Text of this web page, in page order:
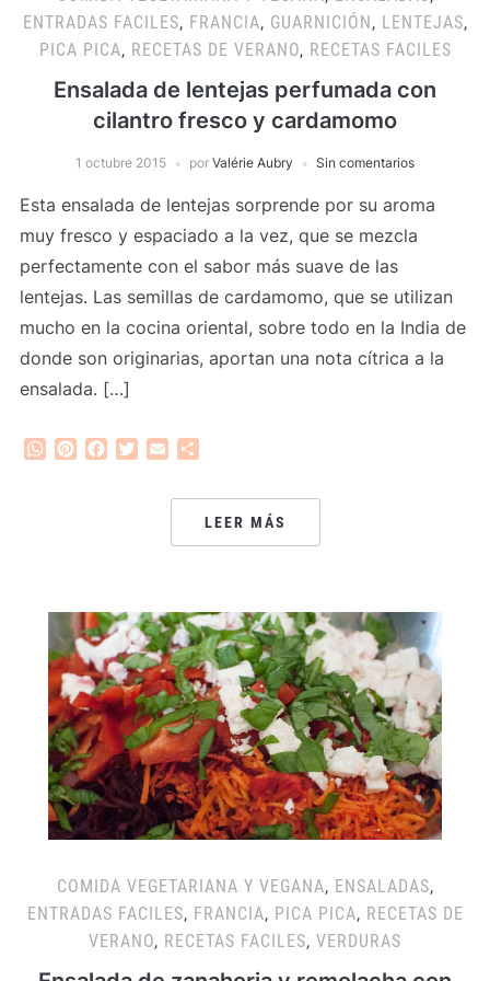
ENTRADAS FACILES, FRANCIA, GUARNICIÓN, LENTEJAS,
PICA PICA, RECETAS DE VERANO, RECETAS FACILES
Ensalada de lentejas perfumada con
cilantro fresco y cardamomo
1 octubre 2015 por Valérie Aubry Sin comentarios
Esta ensalada de lentejas sorprende por su aroma
muy fresco y espaciado a la vez, que se mezcla
perfectamente con el sabor más suave de las
lentejas. Las semillas de cardamomo, que se utilizan
mucho en la cocina oriental, sobre todo en la India de
donde son originarias, aportan una nota cítrica a la
ensalada. […]
WhatsApp
PinterestFacebook
Twitter
Email
LEER MÁS
COMIDA VEGETARIANA Y VEGANA, ENSALADAS,
ENTRADAS FACILES, FRANCIA, PICA PICA, RECETAS DE
VERANO, RECETAS FACILES, VERDURAS